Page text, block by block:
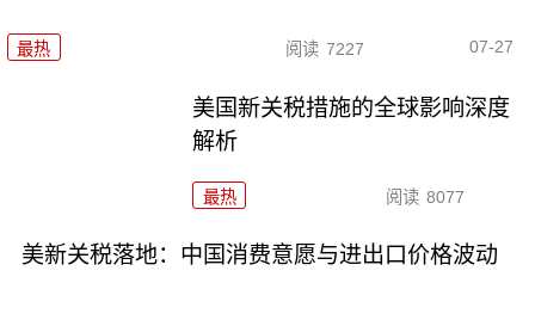
最热 阅读 7227 07-27
美国新关税措施的全球影响深度
解析
最热 阅读 8077
美新关税落地：中国消费意愿与进出口价格波动